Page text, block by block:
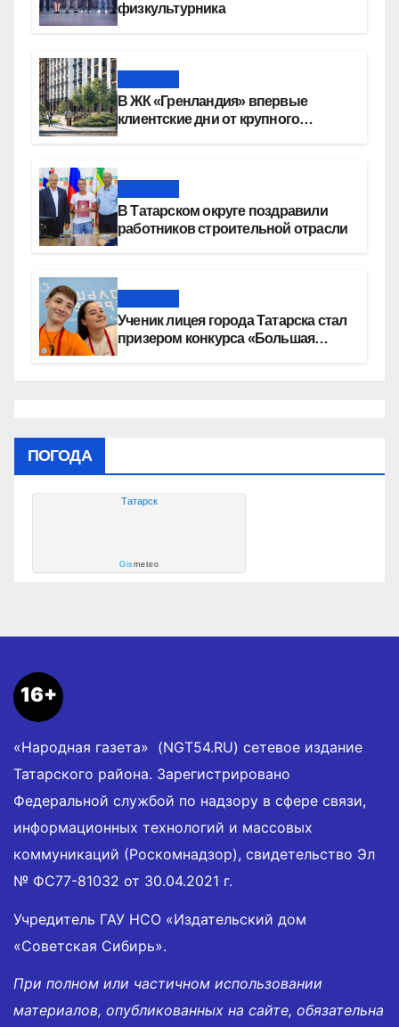
физкультурника
В ЖК «Гренландия» впервые
клиентские дни от крупного
В Татарском округе поздравили
работников строительной отрасли
Ученик лицея города Татарска стал
призером конкурса «Большая
ПОГОДА
Татарск
Gismeteo
16+
«Народная газета» (NGT54.RU) сетевое издание
Татарского района. Зарегистрировано
Федеральной службой по надзору в сфере связи,
информационных технологий и массовых
коммуникаций (Роскомнадзор), свидетельство Эл
№ ФС77-81032 от 30.04.2021 г.
Учредитель ГАУ НСО «Издательский дом
«Советская Сибирь».
При полном или частичном использовании
материалов, опубликованных на сайте, обязательна